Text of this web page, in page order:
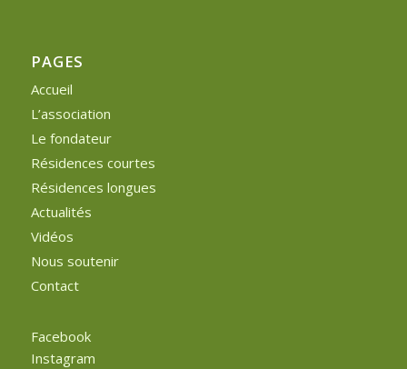
PAGES
Accueil
L’association
Le fondateur
Résidences courtes
Résidences longues
Actualités
Vidéos
Nous soutenir
Contact
Facebook
Instagram